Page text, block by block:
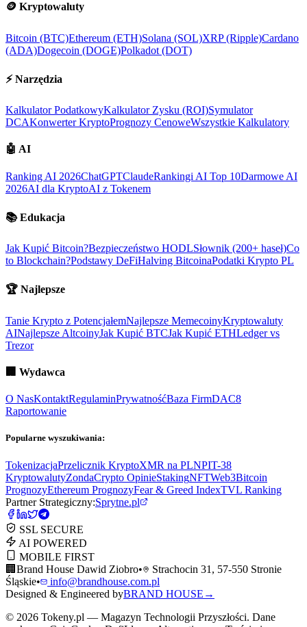
🪙 Kryptowaluty
Bitcoin (BTC)Ethereum (ETH)Solana (SOL)XRP (Ripple)Cardano
(ADA)Dogecoin (DOGE)Polkadot (DOT)
⚡ Narzędzia
Kalkulator PodatkowyKalkulator Zysku (ROI)Symulator
DCAKonwerter KryptoPrognozy CenoweWszystkie Kalkulatory
🤖 AI
Ranking AI 2026ChatGPTClaudeRankingi AI Top 10Darmowe AI
2026AI dla KryptoAI z Tokenem
📚 Edukacja
Jak Kupić Bitcoin?Bezpieczeństwo HODLSłownik (200+ haseł)Co
to Blockchain?Podstawy DeFiHalving BitcoinaPodatki Krypto PL
🏆 Najlepsze
Tanie Krypto z PotencjałemNajlepsze MemecoinyKryptowaluty
AINajlepsze AltcoinyJak Kupić BTCJak Kupić ETHLedger vs
Trezor
🏢 Wydawca
O NasKontaktRegulaminPrywatnośćBaza FirmDAC8
Raportowanie
Popularne wyszukiwania:
TokenizacjaPrzelicznik KryptoXMR na PLNPIT-38
KryptowalutyZondaCrypto OpinieStakingNFTWeb3Bitcoin
PrognozyEthereum PrognozyFear & Greed IndexTVL Ranking
Partner Strategiczny:Sprytne.pl
SSL SECURE
AI POWERED
MOBILE FIRST
🏢 Brand House Dawid Ziobro•
Strachocin 31, 57-550 Stronie
Śląskie•
info@brandhouse.com.pl
Designed & Engineered byBRAND HOUSE →
© 2026 Tokeny.pl — Magazyn Technologii Przyszłości. Dane